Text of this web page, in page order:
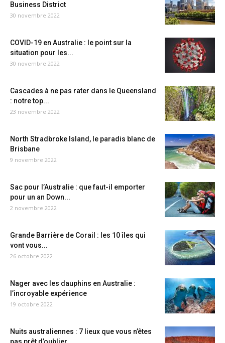
Business District
30 novembre 2022
COVID-19 en Australie : le point sur la
situation pour les...
30 novembre 2022
Cascades à ne pas rater dans le Queensland
: notre top...
23 novembre 2022
North Stradbroke Island, le paradis blanc de
Brisbane
9 novembre 2022
Sac pour l’Australie : que faut-il emporter
pour un an Down...
2 novembre 2022
Grande Barrière de Corail : les 10 îles qui
vont vous...
26 octobre 2022
Nager avec les dauphins en Australie :
l’incroyable expérience
19 octobre 2022
Nuits australiennes : 7 lieux que vous n’êtes